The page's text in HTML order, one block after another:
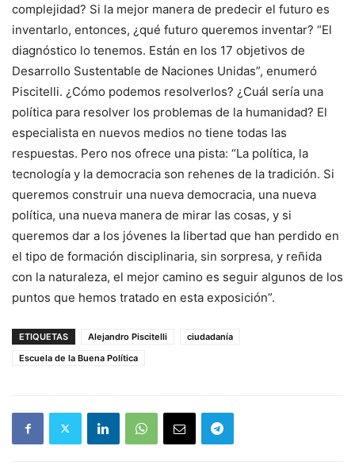
complejidad? Si la mejor manera de predecir el futuro es
inventarlo, entonces, ¿qué futuro queremos inventar? “El
diagnóstico lo tenemos. Están en los 17 objetivos de
Desarrollo Sustentable de Naciones Unidas”, enumeró
Piscitelli. ¿Cómo podemos resolverlos? ¿Cuál sería una
política para resolver los problemas de la humanidad? El
especialista en nuevos medios no tiene todas las
respuestas. Pero nos ofrece una pista: “La política, la
tecnología y la democracia son rehenes de la tradición. Si
queremos construir una nueva democracia, una nueva
política, una nueva manera de mirar las cosas, y si
queremos dar a los jóvenes la libertad que han perdido en
el tipo de formación disciplinaria, sin sorpresa, y reñida
con la naturaleza, el mejor camino es seguir algunos de los
puntos que hemos tratado en esta exposición”.
ETIQUETAS Alejandro Piscitelli
ciudadanía
Escuela de la Buena Política